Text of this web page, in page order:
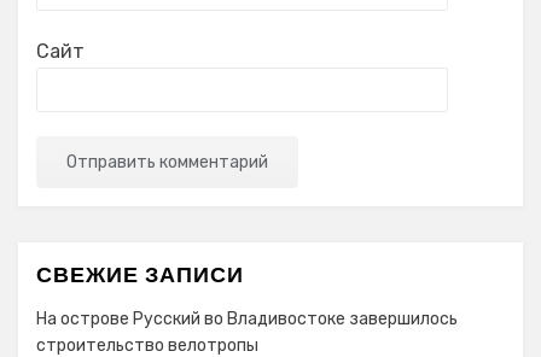
Сайт
СВЕЖИЕ ЗАПИСИ
На острове Русский во Владивостоке завершилось
строительство велотропы